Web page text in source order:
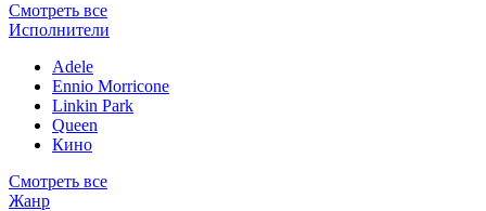
Смотреть все
Исполнители
Adele
Ennio Morricone
Linkin Park
Queen
Кино
Смотреть все
Жанр